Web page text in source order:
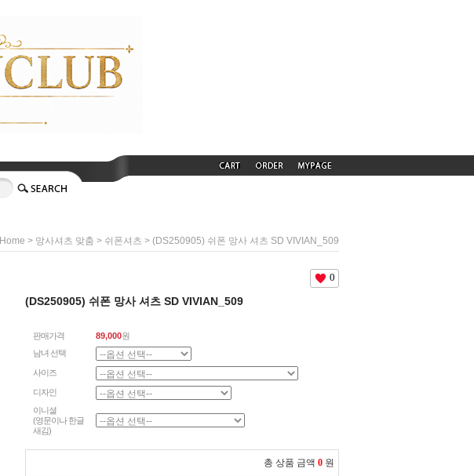
Home > 망사셔츠 맞춤 > 쉬폰셔츠 > (DS250905) 쉬폰 망사 셔츠 SD VIVIAN_509
0
(DS250905) 쉬폰 망사 셔츠 SD VIVIAN_509
판매가격 89,000원
남녀 선택
사이즈
디자인
이니셜
(영문이나 한글
새김)
총 상품 금액 0 원